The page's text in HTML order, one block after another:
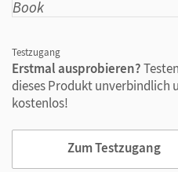
Testzugang
Erstmal ausprobieren?
dieses Produkt unverbindlich
kostenlos!
Zum Testzugang